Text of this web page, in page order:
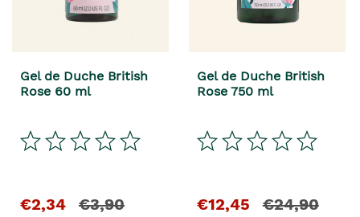
Gel de Duche British
Rose 60 ml
€2,34 €3,90
Gel de Duche British
Rose 750 ml
€12,45 €24,90